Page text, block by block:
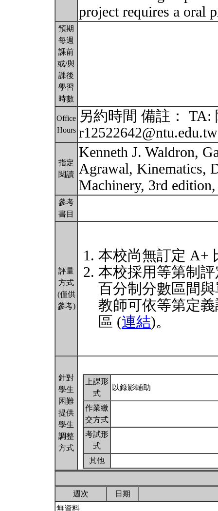
project requires a oral
預期
每週
課前
或/與
課後
學習
時數
Office
Hours
另約時間 備註：
指定
閱讀
Kenneth J. Waldron,
Agrawal, Kinematics,
Machinery, 3rd
參考
書目
評量
方式
(僅供
參考)
本校尚無訂定 A+
本校採用等第制
百分制分數區間
教師可依等第定
區 (連結)。
針對
學生
困難
提供
學生
調整
方式
上課形
式
以錄影輔助
作業繳
交方式
考試形
式
其他
週次
日期
無資料